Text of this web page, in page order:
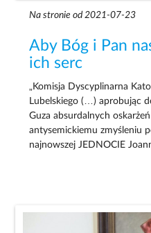
Na stronie od 2021-07-23
Aby Bóg i Pan
ich serc
„Komisja Dyscyplinarna
Lubelskiego (…) aprobując
Guza absurdalnych
antysemickiemu zmyśleniu
najnowszej JEDNOCIE